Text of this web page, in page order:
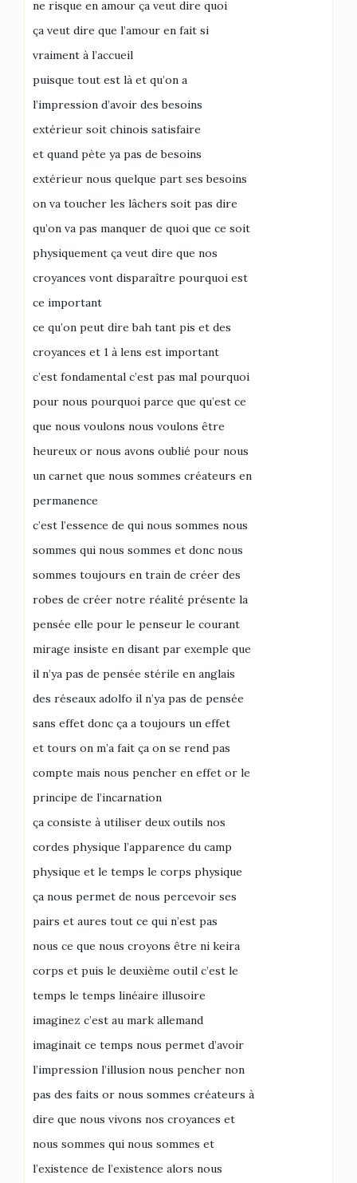
ne risque en amour ça veut dire quoi
ça veut dire que l’amour en fait si
vraiment à l’accueil
puisque tout est là et qu’on a
l’impression d’avoir des besoins
extérieur soit chinois satisfaire
et quand pète ya pas de besoins
extérieur nous quelque part ses besoins
on va toucher les lâchers soit pas dire
qu’on va pas manquer de quoi que ce soit
physiquement ça veut dire que nos
croyances vont disparaître pourquoi est
ce important
ce qu’on peut dire bah tant pis et des
croyances et 1 à lens est important
c’est fondamental c’est pas mal pourquoi
pour nous pourquoi parce que qu’est ce
que nous voulons nous voulons être
heureux or nous avons oublié pour nous
un carnet que nous sommes créateurs en
permanence
c’est l’essence de qui nous sommes nous
sommes qui nous sommes et donc nous
sommes toujours en train de créer des
robes de créer notre réalité présente la
pensée elle pour le penseur le courant
mirage insiste en disant par exemple que
il n’ya pas de pensée stérile en anglais
des réseaux adolfo il n’ya pas de pensée
sans effet donc ça a toujours un effet
et tours on m’a fait ça on se rend pas
compte mais nous pencher en effet or le
principe de l’incarnation
ça consiste à utiliser deux outils nos
cordes physique l’apparence du camp
physique et le temps le corps physique
ça nous permet de nous percevoir ses
pairs et aures tout ce qui n’est pas
nous ce que nous croyons être ni keira
corps et puis le deuxième outil c’est le
temps le temps linéaire illusoire
imaginez c’est au mark allemand
imaginait ce temps nous permet d’avoir
l’impression l’illusion nous pencher non
pas des faits or nous sommes créateurs à
dire que nous vivons nos croyances et
nous sommes qui nous sommes et
l’existence de l’existence alors nous